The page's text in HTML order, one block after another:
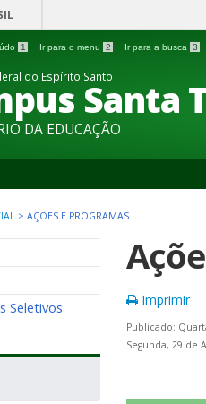
1 Ir para o menu 2 Ir para a busca 3
do Espírito SantoSanta
DA EDUCAÇÃO
> AÇÕES E PROGRAMAS
Seletivos
Imprimir
Publicado:
Segunda, 29 de